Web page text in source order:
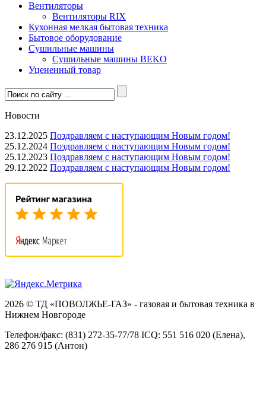
Вентиляторы
Вентиляторы RIX
Кухонная мелкая бытовая техника
Бытовое оборудование
Сушильные машины
Сушильные машины BEKO
Уцененный товар
Новости
23.12.2025 Поздравляем с наступающим Новым годом!
25.12.2024 Поздравляем с наступающим Новым годом!
25.12.2023 Поздравляем с наступающим Новым годом!
29.12.2022 Поздравляем с наступающим Новым годом!
2026 © ТД «ПОВОЛЖЬЕ-ГАЗ» - газовая и бытовая техника в
Нижнем Новгороде
Телефон/факс: (831) 272-35-77/78 ICQ: 551 516 020 (Елена),
286 276 915 (Антон)